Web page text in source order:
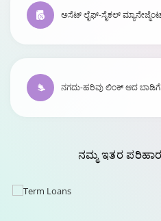
ಅಸೆಟ್ ಲೈಫ್-ಸೈಕಲ್
ನಗದು-ಹರಿವು ಲಿಂಕ್ ಆದ
ನಮ್ಮಇತರ